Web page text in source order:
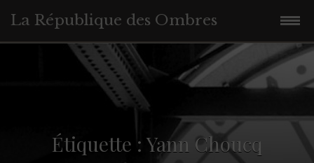
La République des Ombres
Étiquette : Yann Choucq